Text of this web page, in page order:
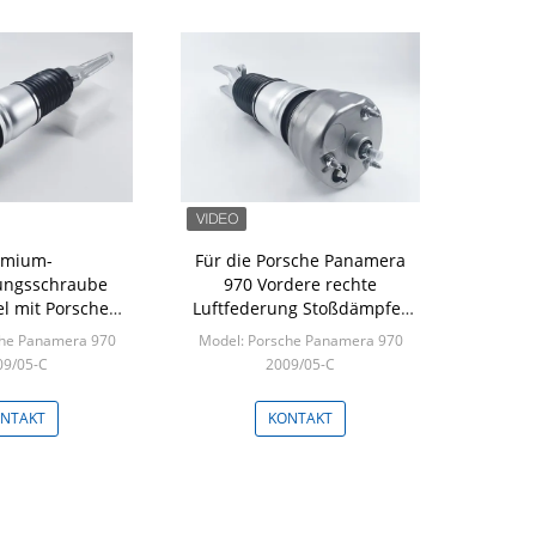
mit Porsche
Vorder-Rechts
Ersetzen
Panamera 970
05-C
Für die Porsche Panamera
970 Vordere rechte
Luftfederung Stoßdämpfer
97034305201- OE Ersatz
Model: Porsche Panamera 970
2009/05-C
KONTAKT